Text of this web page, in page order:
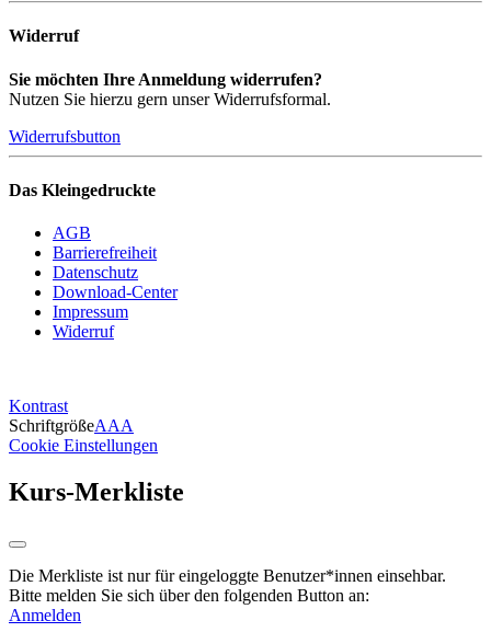
Widerruf
Sie möchten Ihre Anmeldung widerrufen?
Nutzen Sie hierzu gern unser Widerrufsformal.
Widerrufsbutton
Das Kleingedruckte
AGB
Barrierefreiheit
Datenschutz
Download-Center
Impressum
Widerruf
Kontrast
SchriftgrößeAAA
Cookie Einstellungen
Kurs-Merkliste
Die Merkliste ist nur für eingeloggte Benutzer*innen einsehbar.
Bitte melden Sie sich über den folgenden Button an:
Anmelden